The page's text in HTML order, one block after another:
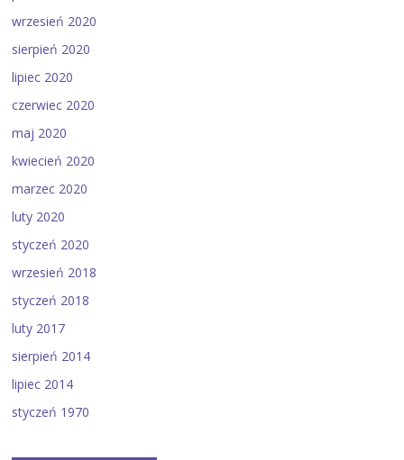
wrzesień 2020
sierpień 2020
lipiec 2020
czerwiec 2020
maj 2020
kwiecień 2020
marzec 2020
luty 2020
styczeń 2020
wrzesień 2018
styczeń 2018
luty 2017
sierpień 2014
lipiec 2014
styczeń 1970